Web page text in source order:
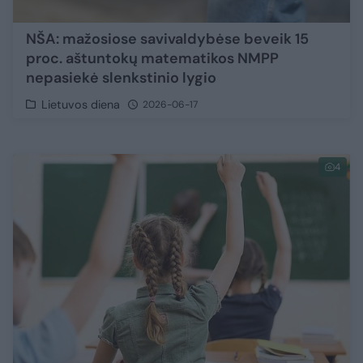
NŠA: mažosiose savivaldybėse beveik 15
proc. aštuntokų matematikos NMPP
nepasiekė slenkstinio lygio
Lietuvos diena 2026-06-17
4